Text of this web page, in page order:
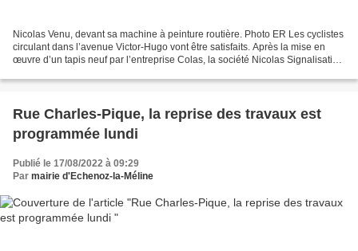
Nicolas Venu, devant sa machine à peinture routière. Photo ER Les cyclistes
circulant dans l’avenue Victor-Hugo vont être satisfaits. Après la mise en
œuvre d’un tapis neuf par l’entreprise Colas, la société Nicolas Signalisation
Rue Charles-Pique, la reprise des travaux est
programmée lundi
Publié le 17/08/2022 à 09:29
Par mairie d'Echenoz-la-Méline